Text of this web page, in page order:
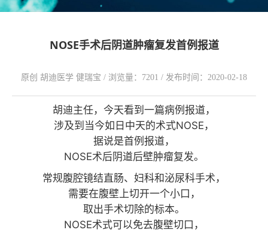
NOSE手术后阴道肿瘤复发首例报道
原创 胡迪医学 健瑞宝 / 浏览量：7201 / 发布时间：2020-02-18
胡迪主任，今天看到一篇病例报道，
涉及到当今如日中天的术式NOSE，
据说是首例报道，
NOSE术后阴道后壁肿瘤复发。
常规腹腔镜结直肠、妇科和泌尿科手术，
需要在腹壁上切开一个小口，
取出手术切除的标本。
NOSE术式可以免去腹壁切口，